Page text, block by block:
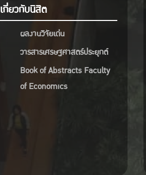
เกี่ยวกับนิสิต
ผลงานวิจัยเด่น
วารสารเศรษฐศาสตร์ประยุกต์
Book of Abstracts Faculty
of Economics